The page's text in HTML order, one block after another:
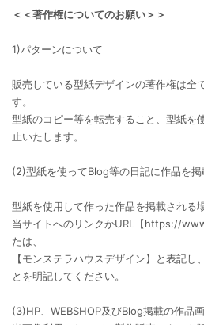
＜＜著作権についてのお願い＞＞
1)パターンについて
販売している型紙デザインの著作権は
す。
型紙のコピー等を転売すること、型紙を
止いたします。
(2)型紙を使ってBlog等の日記に作品を掲
型紙を使用して作った作品を掲載される
当サイトへのリンクかURL【https://
たは、
【モンステラハウスデザイン】と表記し
とを明記してください。
(3)HP、WEBSHOP及びBlog掲載の作品画